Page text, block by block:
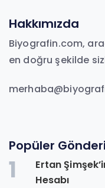
Hakkımızda
Biyografin.com,
en doğru şekilde
Popüler Gönderi
1
Ertan
Hesabı